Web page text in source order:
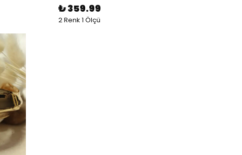
₺ 359.99
2 Renk 1 Ölçü